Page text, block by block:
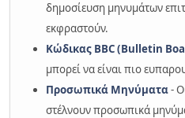
δημοσίευση μηνυμάτων
εκφραστούν.
Κώδικας BBC (Bulletin
μπορεί να είναι πιο
Προσωπικά Μηνύματα-
στέλνουν προσωπικά